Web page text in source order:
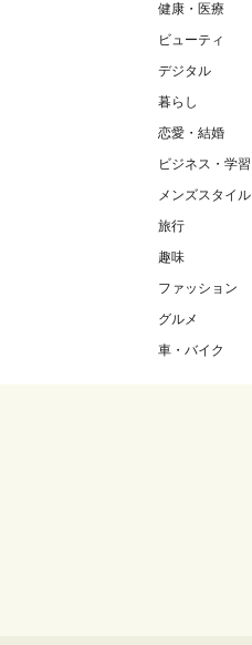
健康・医療
ビューティ
デジタル
暮らし
恋愛・結婚
ビジネス・学習
メンズスタイル
旅行
趣味
ファッション
グルメ
車・バイク